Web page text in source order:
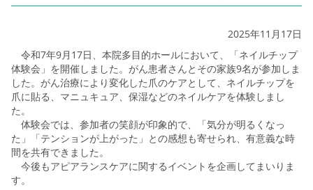
2025年11月17日
令和7年9月17日、本院多目的ホールにおいて、「ネイルチップ
体験会」を開催しました。がん患者さんとその家族9名が参加しま
した。がん治療により変化した爪のケアとして、ネイルチップを
爪に貼る、マニュキュア、保湿などのネイルケアを体験しまし
た。
体験会では、参加者の笑顔が印象的で、「気分が明るくなっ
た」「テンションが上がった」との感想も寄せられ、有意義な時
間を共有できました。
今後もアピアランスケアに関するイベントを企画してまいりま
す。